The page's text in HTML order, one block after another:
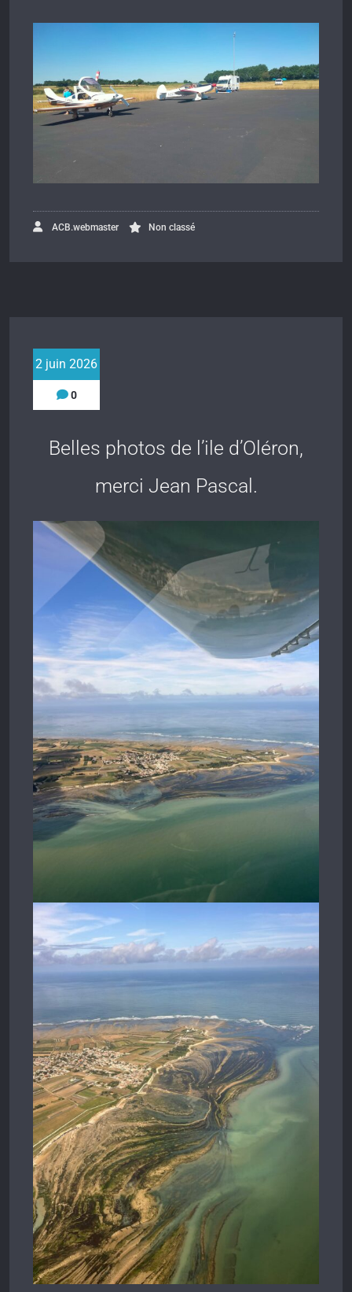
ACB.webmaster Non classé
2 juin 2026
0
Belles photos de l’ile d’Oléron,
merci Jean Pascal.